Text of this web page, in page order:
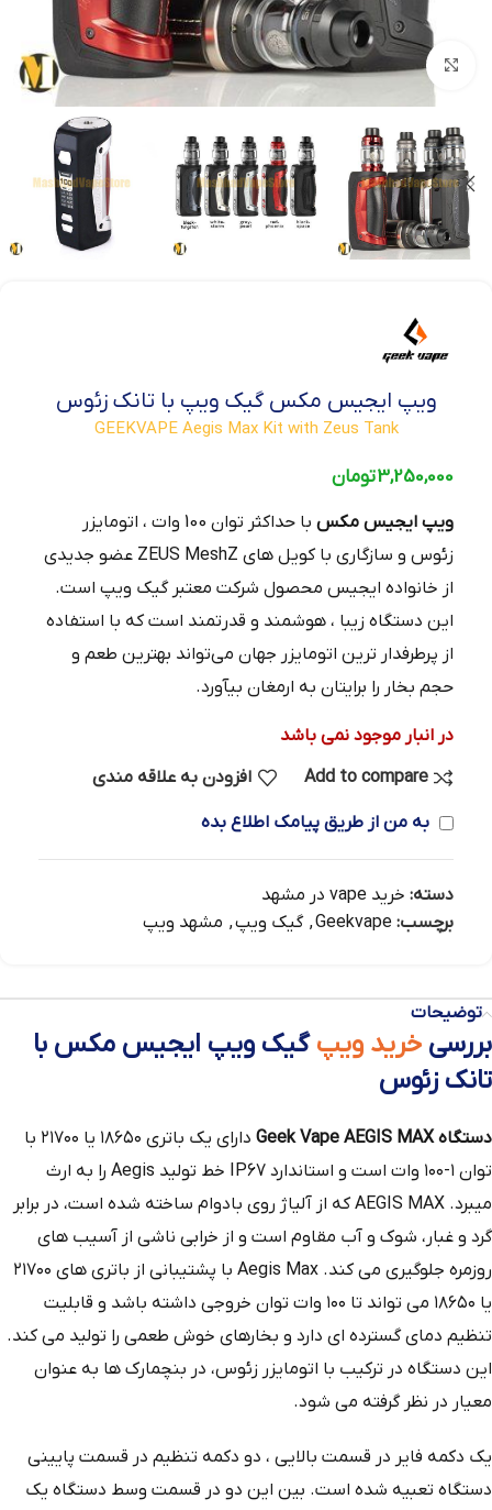
بزرگنمایی تصویر
ویپ ایجیس مکس گیک ویپ با تانک زئوس
GEEKVAPE Aegis Max Kit with Zeus Tank
3,250,000تومان
ویپ ایجیس مکس
با حداکثر توان 100 وات ، اتومایزر
زئوس و سازگاری با کویل های ZEUS MeshZ عضو جدیدی
از خانواده ایجیس محصول شرکت معتبر گیک ویپ است.
این دستگاه زیبا ، هوشمند و قدرتمند است که با استفاده
از پرطرفدار ترین اتومایزر جهان می‌تواند بهترین طعم و
حجم بخار را برایتان به ارمغان بیآورد.
در انبار موجود نمی باشد
Add to compare
افزودن به علاقه مندی
به من از طریق پیامک اطلاع بده
دسته: خرید vape در مشهد
برچسب: Geekvape
, گیک ویپ, مشهد ویپ
توضیحات
بررسی خرید ویپ گیک ویپ ایجیس مکس با
تانک زئوس
دستگاه Geek Vape AEGIS MAX
دارای یک باتری ۱۸۶۵۰ یا ۲۱۷۰۰ با
توان ۱-۱۰۰ وات است و استاندارد IP67 خط تولید Aegis را به ارث
میبرد. AEGIS MAX که از آلیاژ روی بادوام ساخته شده است، در برابر
گرد و غبار، شوک و آب مقاوم است و از خرابی ناشی از آسیب های
روزمره جلوگیری می کند. Aegis Max با پشتیبانی از باتری های ۲۱۷۰۰
یا ۱۸۶۵۰ می تواند تا ۱۰۰ وات توان خروجی داشته باشد و قابلیت
تنظیم دمای گسترده ای دارد و بخارهای خوش طعمی را تولید می کند.
این دستگاه در ترکیب با اتومایزر زئوس، در بنچمارک ها به عنوان
معیار در نظر گرفته می شود.
یک دکمه فایر در قسمت بالایی ، دو دکمه تنظیم در قسمت پایینی
دستگاه تعبیه شده است. بین این دو در قسمت وسط دستگاه یک